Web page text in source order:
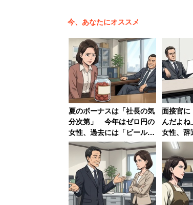
たしかに、社名がイケメンだ
「やっぱ業務は製麺
「だんだん自分の言
「『嘘つきだ！』と
「明治創業の池田綿
就任とともに社名を
調べてみると、国税庁の法人
いる。栃木県小山市に事業所
今、あなたにオススメ
夏のボーナスは「社長の気
分次第」 今年はゼロ円の
女性、過去には「ビールや
梅干し」の現物支給の年も
面接官に
んだよ
女性、辞
話するお
いなか